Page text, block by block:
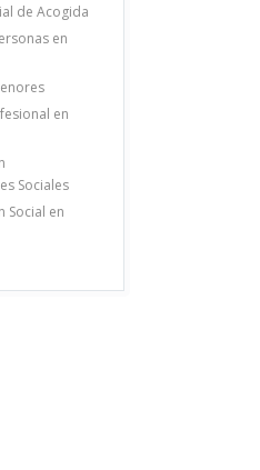
de Acogida
en
en
Sociales
Social en